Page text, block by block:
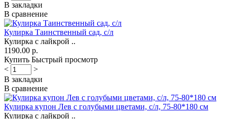
В закладки
В сравнение
Кулирка Таинственный сад, с/л
Кулирка с лайкрой ..
1190.00 р.
Купить Быстрый просмотр
<
>
В закладки
В сравнение
Кулирка купон Лев с голубыми цветами, с/л, 75-80*180 см
Кулирка с лайкрой ..